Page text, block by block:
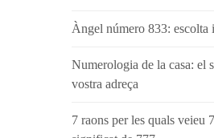
Àngel número 833: escolta
Numerologia de la casa: el
vostra adreça
7 raons per les quals veieu